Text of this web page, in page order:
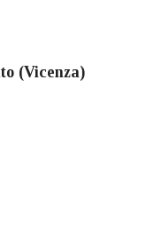
(Vicenza)